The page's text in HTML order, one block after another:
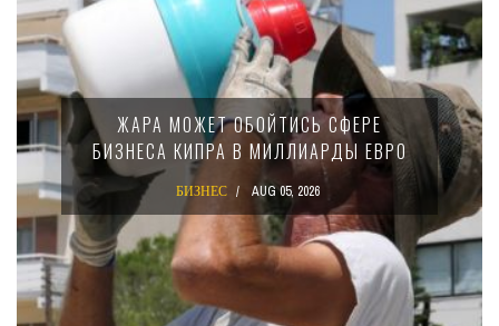
ЖАРА МОЖЕТ ОБОЙТИСЬ СФЕРЕ
БИЗНЕСА КИПРА В МИЛЛИАРДЫ ЕВРО
БИЗНЕС AUG 05, 2026